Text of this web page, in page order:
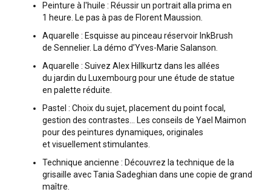
Peinture à l'huile : Réussir un portrait alla prima en
1 heure. Le pas à pas de Florent Maussion.
Aquarelle : Esquisse au pinceau réservoir InkBrush
de Sennelier. La démo d’Yves-Marie Salanson.
Aquarelle : Suivez Alex Hillkurtz dans les allées
du jardin du Luxembourg pour une étude de statue
en palette réduite.
Pastel : Choix du sujet, placement du point focal,
gestion des contrastes... Les conseils de Yael Maimon
pour des peintures dynamiques, originales
et visuellement stimulantes.
Technique ancienne : Découvrez la technique de la
grisaille avec Tania Sadeghian dans une copie de grand
maître.